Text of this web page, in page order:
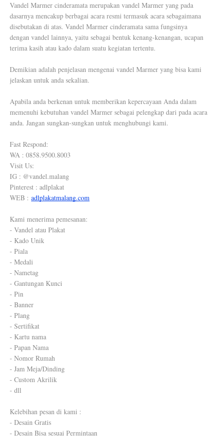
Vandel Marmer cinderamata merupakan vandel Marmer yang pada
dasarnya mencakup berbagai acara resmi termasuk acara sebagaimana
disebutakan di atas. Vandel Marmer cinderamata sama fungsinya
dengan vandel lainnya, yaitu sebagai bentuk kenang-kenangan, ucapan
terima kasih atau kado dalam suatu kegiatan tertentu.
Demikian adalah penjelasan mengenai vandel Marmer yang bisa kami
jelaskan untuk anda sekalian.
Apabila anda berkenan untuk memberikan kepercayaan Anda dalam
memenuhi kebutuhan vandel Marmer sebagai pelengkap dari pada acara
anda. Jangan sungkan-sungkan untuk menghubungi kami.
Fast Respond:
WA : 0858.9500.8003
Visit Us:
IG : @vandel.malang
Pinterest : adlplakat
WEB : adlplakatmalang.com
Kami menerima pemesanan:
- Vandel atau Plakat
- Kado Unik
- Piala
- Medali
- Nametag
- Gantungan Kunci
- Pin
- Banner
- Plang
- Sertifikat
- Kartu nama
- Papan Nama
- Nomor Rumah
- Jam Meja/Dinding
- Custom Akrilik
- dll
Kelebihan pesan di kami :
- Desain Gratis
- Desain Bisa sesuai Permintaan